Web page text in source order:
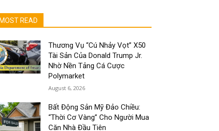
MOST READ
Thương Vụ “Cú Nhảy Vọt” X50
Tài Sản Của Donald Trump Jr.
Nhờ Nền Tảng Cá Cược
Polymarket
August 6, 2026
Bất Động Sản Mỹ Đảo Chiều:
“Thời Cơ Vàng” Cho Người Mua
Căn Nhà Đầu Tiên